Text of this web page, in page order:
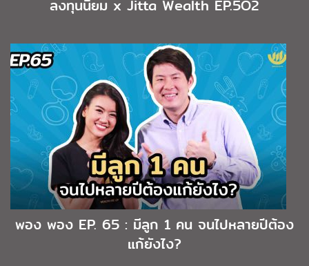
ลงทุนนิยม x Jitta Wealth EP.5O2
พอง พอง EP. 65 : มีลูก 1 คน จนไปหลายปีต้อง
แก้ยังไง?